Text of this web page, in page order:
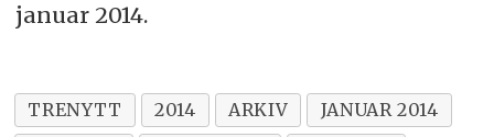
januar 2014.
TRENYTT 2014 ARKIV
JANUAR 2014